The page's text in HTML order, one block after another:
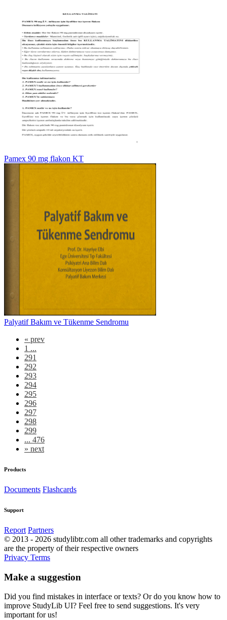
Pamex 90 mg flakon KT
Palyatif Bakım ve Tükenme Sendromu
« prev
1 ...
291
292
293
294
295
296
297
298
299
... 476
» next
Products
Documents Flashcards
Support
Report Partners
© 2013 - 2026 studylibtr.com all other trademarks and copyrights
are the property of their respective owners
Privacy Terms
Make a suggestion
Did you find mistakes in interface or texts? Or do you know how to
improve StudyLib UI? Feel free to send suggestions. It's very
important for us!